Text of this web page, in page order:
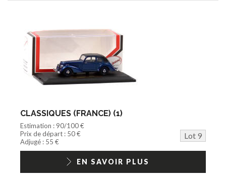
CLASSIQUES (FRANCE) (1)
Estimation : 90/100 €
Prix de départ : 50 €
Lot 9
Adjugé : 55 €
EN SAVOIR PLUS